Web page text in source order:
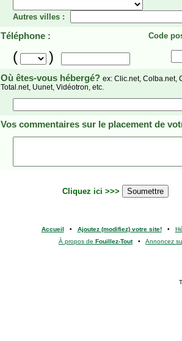
Autres villes :
Téléphone : Code
( )
Où êtes-vous hébergé? ex: Clic.net, Colba.net,
Total.net, Uunet, Vidéotron, etc.
Vos commentaires sur le placement de
Cliquez ici >>>
Accueil • Ajoutez (modifiez) votre site!•
À propos de Fouillez-Tout• Annoncez